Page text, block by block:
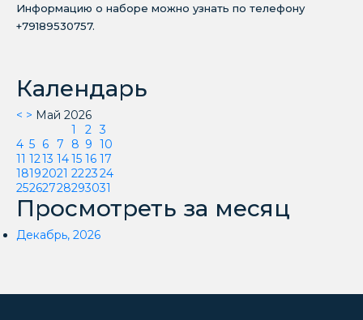
Календарь
< > Май 2026
1
2 3
4 5 6 7 8 9 10
11 1213 1415 16 17
18192021 222324
25262728293031
Просмотреть за месяц
Декабрь, 2026
Информацию о наборе можно узнать по телефону
+79189530757.